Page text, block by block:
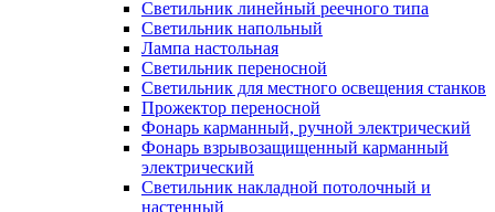
Светильник линейный реечного типа
Светильник напольный
Лампа настольная
Светильник переносной
Светильник для местного освещения станков
Прожектор переносной
Фонарь карманный, ручной электрический
Фонарь взрывозащищенный карманный
электрический
Светильник накладной потолочный и
настенный